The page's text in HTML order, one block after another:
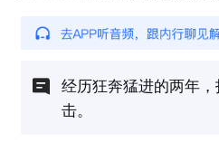
经历狂奔猛进的两年
击。